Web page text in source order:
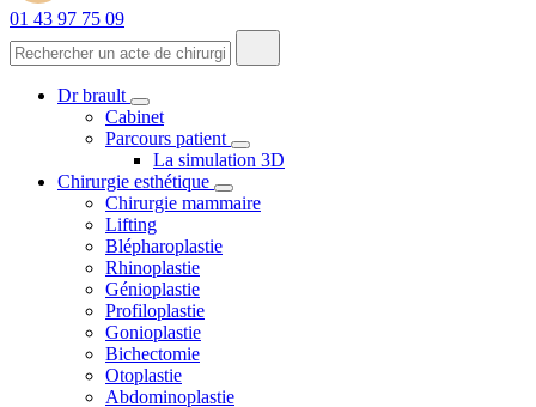
01 43 97 75 09
Dr brault
Cabinet
Parcours patient
La simulation 3D
Chirurgie esthétique
Chirurgie mammaire
Lifting
Blépharoplastie
Rhinoplastie
Génioplastie
Profiloplastie
Gonioplastie
Bichectomie
Otoplastie
Abdominoplastie